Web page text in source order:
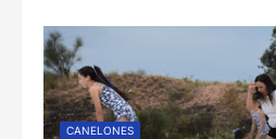
CANELONES